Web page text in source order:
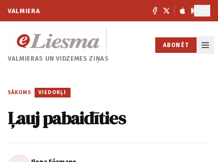
VALMIERA
VALMIERAS UNVIDZEMES ZIŅAS
ABONĒT
SĀKUMS / VIEDOKĻI
Ļauj pabaidīties